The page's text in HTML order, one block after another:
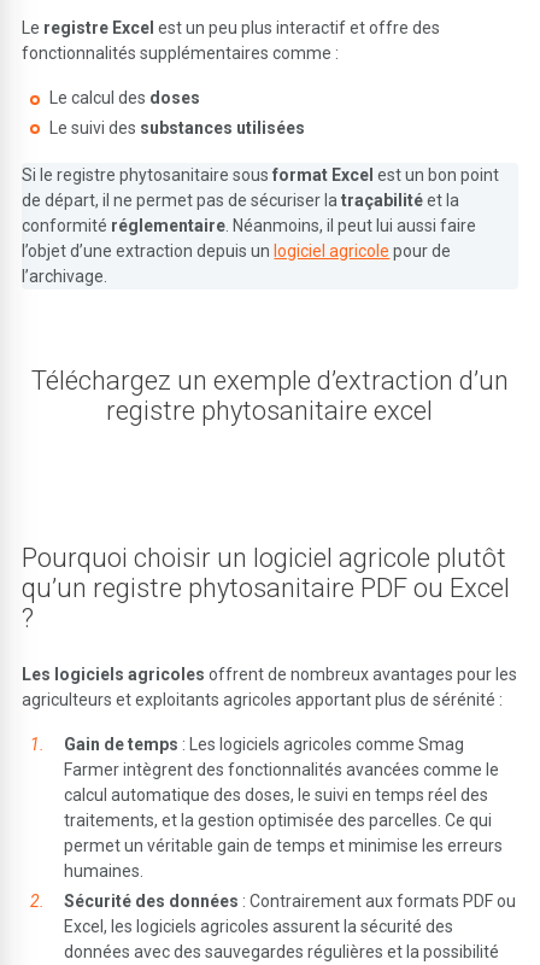
Le registre Excel est un peu plus interactif et offre des
fonctionnalités supplémentaires comme :
Le calcul des doses
Le suivi des substances utilisées
Si le registre phytosanitaire sousformat Excel est un bon point
de départ, il ne permet pas de sécuriser latraçabilitéet la
conformité réglementaire. Néanmoins, il peut lui aussi faire
l’objet d’une extraction depuis un logiciel agricole pour de
l’archivage.
Téléchargez un exemple d’extraction d’un
registre phytosanitaire excel
Pourquoi choisir un logiciel agricole plutôt
qu’un registre phytosanitaire PDF ou Excel
?
Les logiciels agricolesoffrent de nombreux avantages pour les
agriculteurs et exploitants agricoles apportant plus de sérénité :
Gain de temps : Les logiciels agricoles comme Smag
Farmer intègrent des fonctionnalités avancées comme le
calcul automatique des doses, le suivi en temps réel des
traitements, et la gestion optimisée des parcelles. Ce qui
permet un véritable gain de temps et minimise les erreurs
humaines.
Sécurité des données : Contrairement aux formats PDF ou
Excel, les logiciels agricoles assurent la sécurité des
données avec des sauvegardes régulières et la possibilité